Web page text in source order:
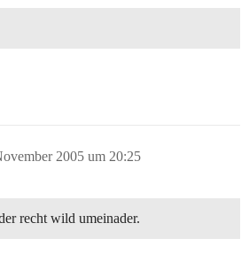
2005 um 20:25
recht wild umeinader.